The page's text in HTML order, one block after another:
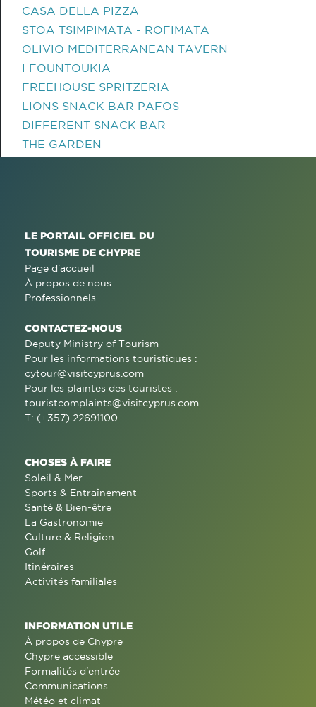
CASA DELLA PIZZA
STOA TSIMPIMATA - ROFIMATA
OLIVIO MEDITERRANEAN TAVERN
I FOUNTOUKIA
FREEHOUSE SPRITZERIA
LIONS SNACK BAR PAFOS
DIFFERENT SNACK BAR
THE GARDEN
LE PORTAIL OFFICIEL DU
TOURISME DE CHYPRE
Page d'accueil
À propos de nous
Professionnels
CONTACTEZ-NOUS
Deputy Ministry of Tourism
Pour les informations touristiques :
cytour@visitcyprus.com
Pour les plaintes des touristes :
touristcomplaints@visitcyprus.com
T: (+357) 22691100
CHOSES À FAIRE
Soleil & Mer
Sports & Entraînement
Santé & Bien-être
La Gastronomie
Culture & Religion
Golf
Itinéraires
Activités familiales
INFORMATION UTILE
À propos de Chypre
Chypre accessible
Formalités d'entrée
Communications
Météo et climat